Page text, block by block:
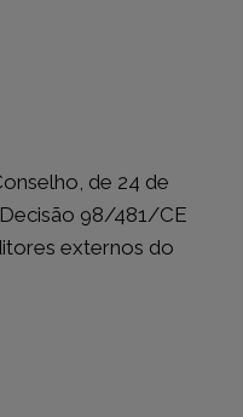
de 24 de
98/481/CE
externos do